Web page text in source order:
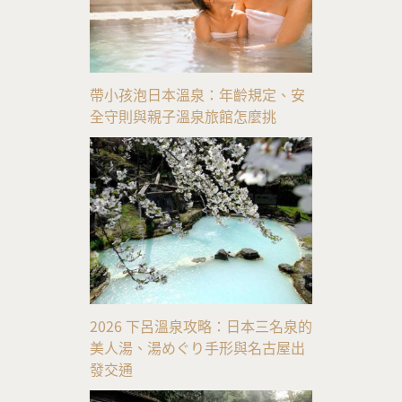
帶小孩泡日本溫泉：年齡規定、安
全守則與親子溫泉旅館怎麼挑
2026 下呂溫泉攻略：日本三名泉的
美人湯、湯めぐり手形與名古屋出
發交通